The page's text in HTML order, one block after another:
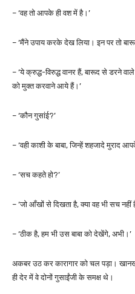
– ‘वह तो आपके ही वश में है।’
– ‘मैंने उपाय करके देख लिया। इन पर तो
– ‘ये क्रुद्ध-विरुद्ध वानर हैं, बारूद से डरने
को मुक्त करवाने आये हैं।’
– ‘कौन गुसांई?’
– ‘वही काशी के बाबा, जिन्हें शहजादे मुराद
– ‘सच कहते हो?’
– ‘जो आँखों से दिखता है, क्या वह भी सच नहीं
– ‘ठीक है, हम भी उस बाबा को देखेंगे, अभी।’
अकबर उठ कर कारागार को चल पड़ा।
ही देर में वे दोनों गुसाईंजी के समक्ष थे।